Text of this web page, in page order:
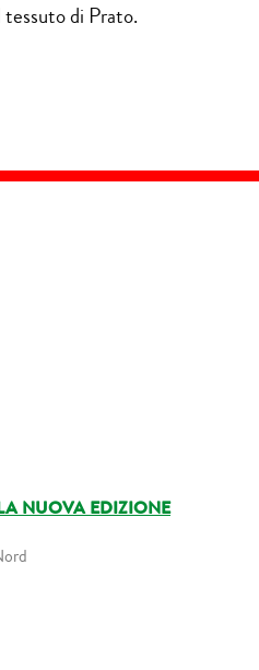
di Prato.
NUOVA EDIZIONE